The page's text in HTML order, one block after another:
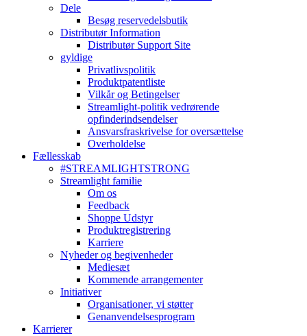
Dele
Besøg reservedelsbutik
Distributør Information
Distributør Support Site
gyldige
Privatlivspolitik
Produktpatentliste
Vilkår og Betingelser
Streamlight-politik vedrørende
opfinderindsendelser
Ansvarsfraskrivelse for oversættelse
Overholdelse
Fællesskab
#STREAMLIGHTSTRONG
Streamlight familie
Om os
Feedback
Shoppe Udstyr
Produktregistrering
Karriere
Nyheder og begivenheder
Mediesæt
Kommende arrangementer
Initiativer
Organisationer, vi støtter
Genanvendelsesprogram
Karrierer